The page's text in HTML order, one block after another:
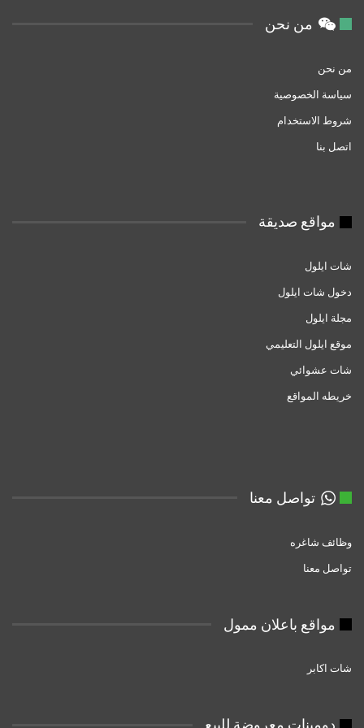
من نحن
من نحن
سياسة الخصوصية
شروط الاستخدام
اتصل بنا
مواقع صديقة
شات ايلول
دخول شات ايلول
مجلة ايلول
موقع ايلول التعليمي
شات عشوائي
خريطه المواقع
تواصل معنا
وظائف شاغره
تواصل معنا
مواقع باعلان ممول
شات اكابر
دومبنات معروضة للبيع